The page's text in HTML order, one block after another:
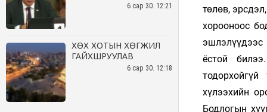
6 сар 30. 12:21
ХӨХ ХОТЫН ХӨГЖИЛ
ГАЙХШРУУЛАВ
6 сар 30. 12:18